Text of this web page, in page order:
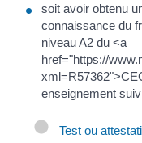
soit avoir obtenu
connaissance du
niveau A2 du <a
href="https://
enseignement
Test ou